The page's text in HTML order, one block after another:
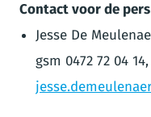
Contact voor de pers
Jesse De
gsm 0472 72 04